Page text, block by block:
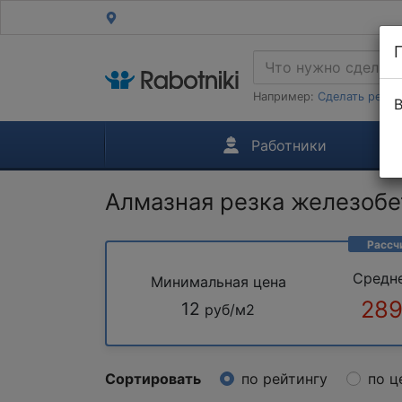
Например: Сделать
Работники
Алмазная резка
Минимальная цена
12 руб/м2
Сортировать по рейтингу по